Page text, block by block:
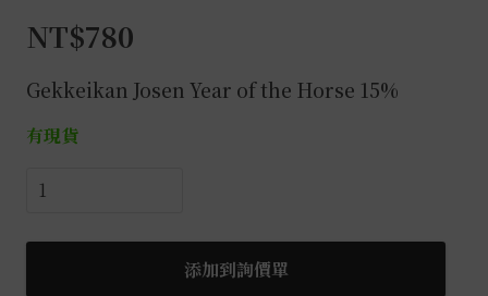
NT$780
Gekkeikan Josen Year of the Horse 15%
有現貨
月
冠
添加到詢價單